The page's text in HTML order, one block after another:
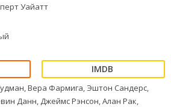
Уайатт
Вера Фармига, Эштон Сандерс,
Данн, Джеймс Рэнсон, Алан Рак,